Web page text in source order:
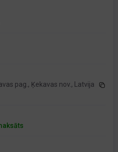
pag., Ķekavas nov., Latvija